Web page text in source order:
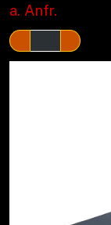
a. Anfr.